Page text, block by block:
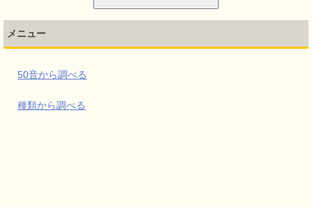
メニュー
50音から調べる
種類から調べる